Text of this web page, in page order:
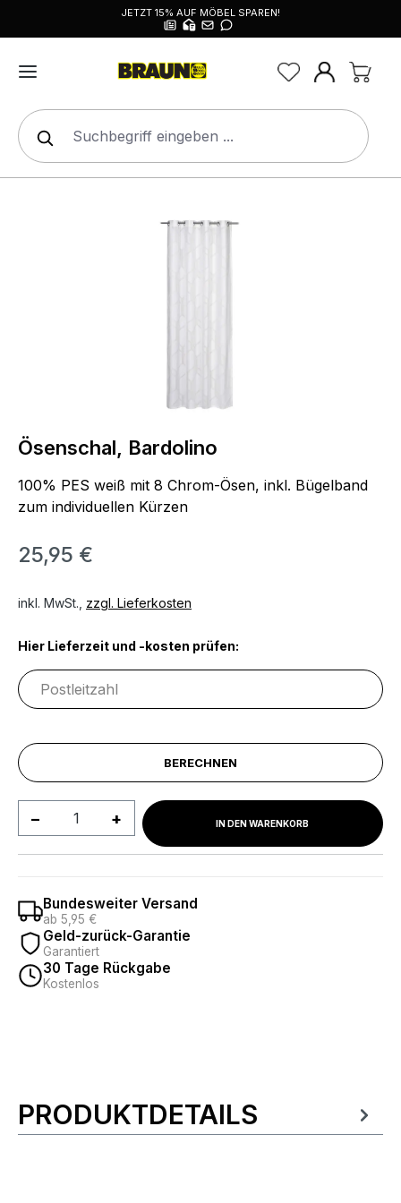
JETZT 15% AUF MÖBEL SPAREN!
Bildergalerie überspringen
Ösenschal, Bardolino
100% PES weiß mit 8 Chrom-Ösen, inkl. Bügelband
zum individuellen Kürzen
25,95 €
inkl. MwSt., zzgl. Lieferkosten
Hier Lieferzeit und -kosten prüfen:
BERECHNEN
Produkt Anzahl: Gib denIN DEN WARENKORB
Bundesweiter Versand
ab 5,95 €
Geld-zurück-Garantie
Garantiert
30 Tage Rückgabe
Kostenlos
Produktinformationen
PRODUKTDETAILS